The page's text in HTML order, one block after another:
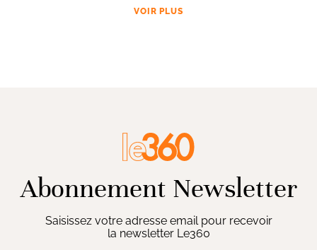
VOIR PLUS
Abonnement Newsletter
Saisissez votre adresse email pour recevoir
la newsletter Le360